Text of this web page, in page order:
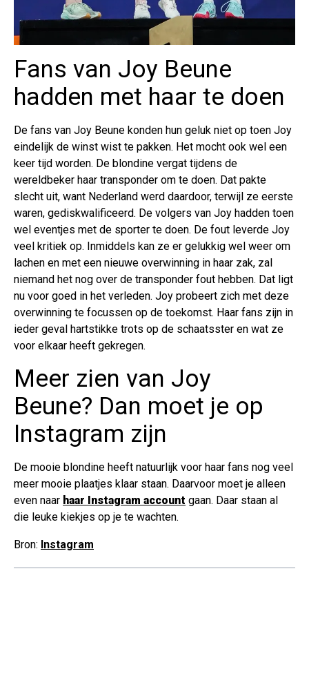
Fans van Joy Beune
hadden met haar te doen
De fans van Joy Beune konden hun geluk niet op toen Joy
eindelijk de winst wist te pakken. Het mocht ook wel een
keer tijd worden. De blondine vergat tijdens de
wereldbeker haar transponder om te doen. Dat pakte
slecht uit, want Nederland werd daardoor, terwijl ze eerste
waren, gediskwalificeerd. De volgers van Joy hadden toen
wel eventjes met de sporter te doen. De fout leverde Joy
veel kritiek op. Inmiddels kan ze er gelukkig wel weer om
lachen en met een nieuwe overwinning in haar zak, zal
niemand het nog over de transponder fout hebben. Dat ligt
nu voor goed in het verleden. Joy probeert zich met deze
overwinning te focussen op de toekomst. Haar fans zijn in
ieder geval hartstikke trots op de schaatsster en wat ze
voor elkaar heeft gekregen.
Meer zien van Joy
Beune? Dan moet je op
Instagram zijn
De mooie blondine heeft natuurlijk voor haar fans nog veel
meer mooie plaatjes klaar staan. Daarvoor moet je alleen
even naar haar Instagram account gaan. Daar staan al
die leuke kiekjes op je te wachten.
Bron: Instagram